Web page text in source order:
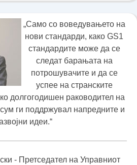
„Само со воведувањето на
нови стандарди, како GS1
стандардите може да се
следат барањата на
потрошувачите и да се
успее на странските
долгогодишен раководител на
ги поддржувал напредните и
идеи.“
- Претседател на Управниот